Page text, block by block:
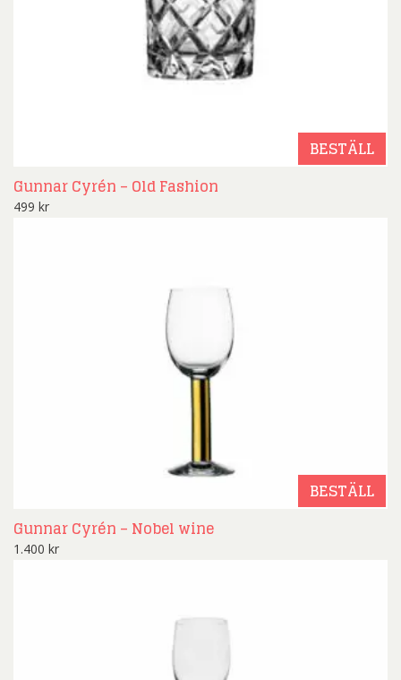
BESTÄLL
Gunnar Cyrén – Old Fashion
499 kr
BESTÄLL
Gunnar Cyrén – Nobel wine
1.400 kr